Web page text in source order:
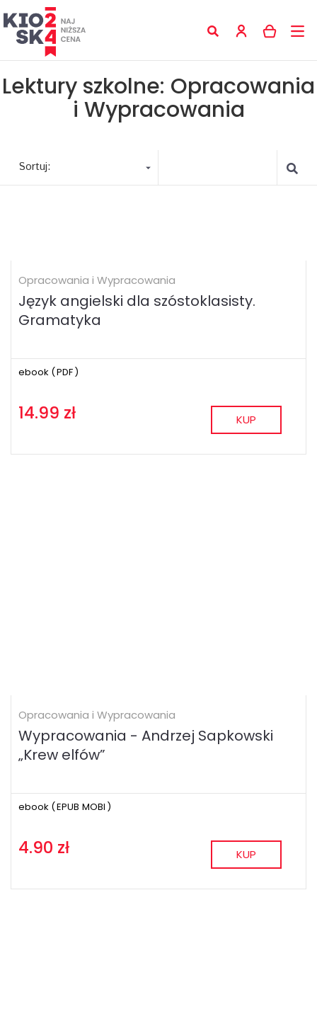
Lektury szkolne: Opracowania
i Wypracowania
Sortuj:
Opracowania i Wypracowania
Język angielski dla szóstoklasisty.
Gramatyka
ebook (PDF)
14.99 zł KUP
Opracowania i Wypracowania
Wypracowania - Andrzej Sapkowski
„Krew elfów”
ebook (EPUB MOBI )
4.90 zł KUP